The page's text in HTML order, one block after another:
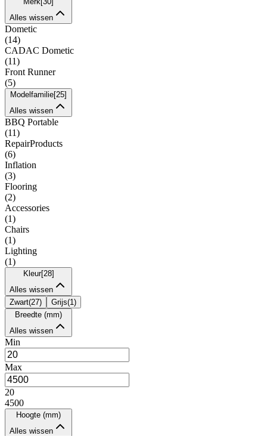
Alles wissen
Dometic
(14)
CADAC Dometic
(11)
Front Runner
(5)
Modelfamilie[25]
Alles wissen
BBQ Portable
(11)
RepairProducts
(6)
Inflation
(3)
Flooring
(2)
Accessories
(1)
Chairs
(1)
Lighting
(1)
Kleur[28]
Alles wissen
Zwart(27) Grijs(1 )
Breedte (mm)
Alles wissen
Min
Max
20
4500
Hoogte (mm)
Alles wissen